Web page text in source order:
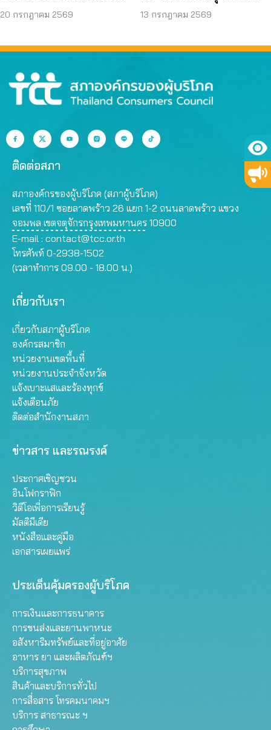
ขนส่งสาธารณะไร้รอย
20 กรกฎาคม 2569
ถามหามาตรฐานรถ
13 กรกฎาคม 2569
ติดต่อสภา
สภาองค์กรของผู้บริโภค (สภาผู้บริโภค)
เลขที่ 110/1 ซอยลาดพร้าว 26 แยก 1-2 ถนนลาดพร้าว แขวง
จอมพล เขตจตุจักรกรุงเทพมหานคร 10900
E-mail : contact@tcc.or.th
โทรศัพท์ 0-2938-1502
(เวลาทำการ 09.00 - 18.00 น.)
เกี่ยวกับเรา
เกี่ยวกับสภาผู้บริโภค
องค์กรสมาชิก
หน่วยงานเขตพื้นที่
หน่วยงานประจำจังหวัด
แจ้งเบาะแสและร้องทุกข์
แจ้งเตือนภัย
ติดต่อสำนักงานสภา
ข่าวสาร และรณรงค์
ประกาศเชิญชวน
อินโฟกราฟิก
วิดีโอเพื่อการเรียนรู้
มัลติมีเดีย
หนังสือและคู่มือ
เอกสารเผยแพร่
ประเด็นคุ้มครองผู้บริโภค
การเงินและการธนาคาร
การขนส่งและยานพาหนะ
อสังหาริมทรัพย์และที่อยู่อาศัย
อาหาร ยา และผลิตภัณฑ์ฯ
บริการสุขภาพ
สินค้าและบริการทั่วไป
การสื่อสาร โทรคมนาคมฯ
บริการ สาธารณะ ฯ